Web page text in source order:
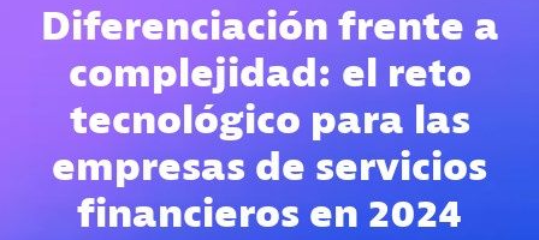
Diferenciación frente a
complejidad: el reto
tecnológico para las
empresas de servicios
financieros en 2024